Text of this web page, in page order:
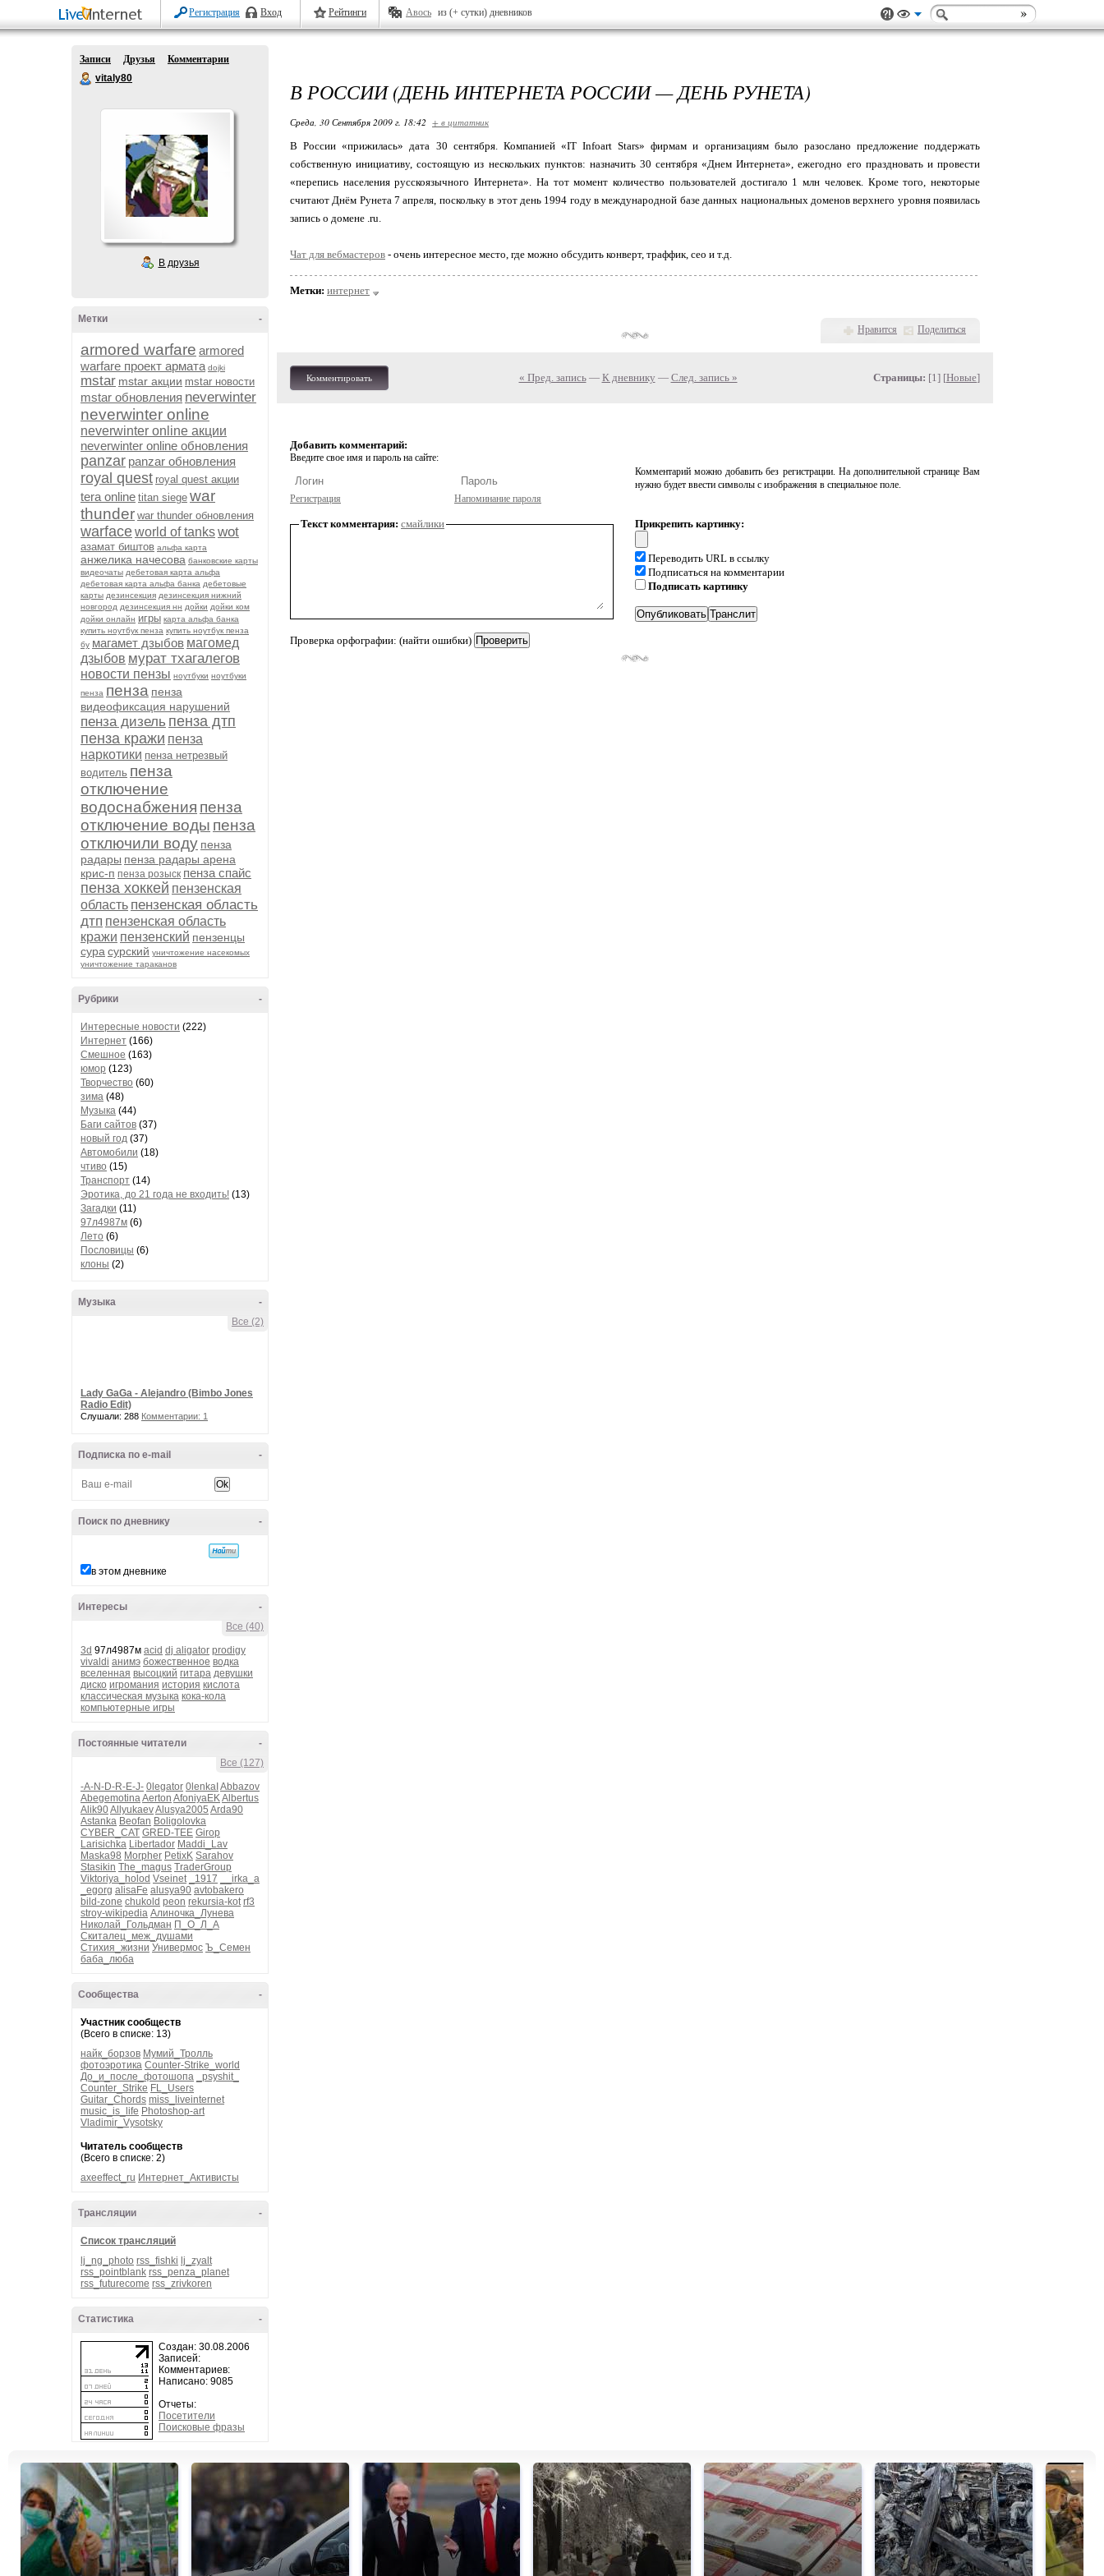
Регистрация Вход Рейтинги Авось из (+ сутки) дневников
Записи Друзья
Комментарии
vitaly80
В друзья
-
Метки
armored warfare armored
warfare проект армата dojki
mstar mstar акции mstar новости
mstar обновления neverwinter
neverwinter online
neverwinter online акции
neverwinter online обновления
panzar panzar обновления
royal quest royal quest акции
tera online titan siege war
thunder war thunder обновления
warfaceworld of tankswot
азамат биштов альфа карта
анжелика начесова банковские карты
видеочаты дебетовая карта альфа
дебетовая карта альфа банка дебетовые
карты дезинсекция дезинсекция нижний
новгород дезинсекция нн дойки дойки ком
дойки онлайн игры карта альфа банка
купить ноутбук пенза купить ноутбук пенза
бу магамет дзыбов магомед
дзыбов мурат тхагалегов
новости пензы ноутбуки ноутбуки
пенза пенза пенза
видеофиксация нарушений
пенза дизель пенза дтп
пенза кражи пенза
наркотики пенза нетрезвый
водитель пенза
отключение
водоснабжения пенза
отключение воды пенза
отключили воду пенза
радары пенза радары арена
крис-п пенза розыск пенза спайс
пенза хоккей пензенская
область пензенская область
дтп пензенская область
кражи пензенский пензенцы
сура сурский уничтожение насекомых
уничтожение тараканов
-
Рубрики
Интересные новости (222)
Интернет (166)
Смешное (163)
юмор (123)
Творчество (60)
зима (48)
Музыка (44)
Баги сайтов (37)
новый год (37)
Автомобили (18)
чтиво (15)
Транспорт (14)
Эротика, до 21 года не входить! (13)
Загадки (11)
97л4987м (6)
Лето (6)
Пословицы (6)
клоны (2)
-
Музыка
Все (2)
Lady GaGa - Alejandro (Bimbo Jones
Radio Edit)
Слушали: 288 Комментарии: 1
-
Подписка по e-mail
-
Поиск по дневнику
в этом дневнике
-
Интересы
Все (40)
3d 97л4987м acid dj aligator prodigy
vivaldi анимэ божественное водка
вселенная высоцкий гитара девушки
диско игромания история кислота
классическая музыка кока-кола
компьютерные игры
-
Постоянные читатели
Все (127)
-A-N-D-R-E-J- 0legator 0lenkaI Abbazov
AbegemotinaAerton AfoniyaEKAlbertus
Alik90AllyukaevAlusya2005 Arda90
Astanka Beofan Boligolovka
CYBER_CAT GRED-TEE Girop
Larisichka Libertador Maddi_Lav
Maska98 Morpher PetixK Sarahov
Stasikin The_magus TraderGroup
Viktoriya_holod Vseinet _1917
__irka_a
_egorg alisaFe alusya90 avtobakero
bild-zone chukold peon rekursia-kot rf3
stroy-wikipedia Алиночка_Лунева
Николай_Гольдман П_О_Л_А
Скиталец_меж_душами
Стихия_жизни Универмос Ъ_Семен
баба_люба
-
Сообщества
Участник сообществ
(Всего в списке: 13)
найк_борзов Мумий_Тролль
фотоэротика Counter-Strike_world
До_и_после_фотошопа
_psyshit_
Counter_Strike FL_Users
Guitar_Chords miss_liveinternet
music_is_life Photoshop-art
Vladimir_Vysotsky
Читатель сообществ
(Всего в списке: 2)
axeeffect_ru Интернет_Активисты
-
Трансляции
Список трансляций
lj_ng_photo rss_fishki lj_zyalt
rss_pointblank rss_penza_planet
rss_futurecome rss_zrivkoren
-
Статистика
Создан: 30.08.2006
Записей:
Комментариев:
Написано: 9085
Отчеты:
Посетители
Поисковые фразы
В РОССИИ (ДЕНЬ ИНТЕРНЕТА РОССИИ — ДЕНЬ РУНЕТА)
Среда, 30 Сентября 2009 г. 18:42 + в цитатник
В России «прижилась» дата 30 сентября. Компанией «IT Infoart Stars» фирмам и организациям было разослано предложение поддержать
собственную инициативу, состоящую из нескольких пунктов: назначить 30 сентября «Днем Интернета», ежегодно его праздновать и провести
«перепись населения русскоязычного Интернета». На тот момент количество пользователей достигало 1 млн человек. Кроме того, некоторые
считают Днём Рунета 7 апреля, поскольку в этот день 1994 году в международной базе данных национальных доменов верхнего уровня появилась
запись о домене .ru.
Чат для вебмастеров - очень интересное место, где можно обсудить конверт, траффик, сео и т.д.
Метки: интернет
Нравится Поделиться
Комментировать « Пред. запись— К дневнику — След. запись » Страницы: [1] [Новые]
Добавить комментарий:
Введите свое имя и пароль на сайте:
Регистрация Напоминание пароля
Комментарий можно добавить без регистрации. На дополнительной странице Вам
нужно будет ввести символы с изображения в специальное поле.
Текст комментария: смайлики
Проверка орфографии: (найти ошибки)
Прикрепить картинку:
Переводить URL в ссылку
Подписаться на комментарии
Подписать картинку